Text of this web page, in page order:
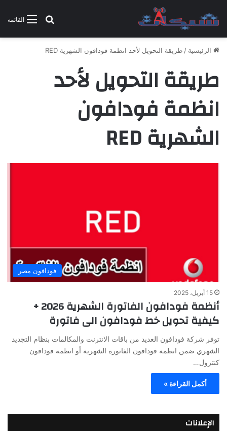
القائمةبحث عن
الرئيسية / طريقة التحويل لأحد انظمة فودافون الشهرية RED
طريقة التحويل لأحد
انظمة فودافون
الشهرية RED
فودافون مصر
15 أبريل، 2025
أنظمة فودافون الفاتورة الشهرية 2026 +
كيفية تحويل خط فودافون الى فاتورة
توفر شركة فودافون العديد من باقات الانترنت والمكالمات بنظام التجديد
الشهري ضمن انظمة فودافون الفاتورة الشهرية أو انظمة فودافون
كنترول…
أكمل القراءة »
الإعلانات